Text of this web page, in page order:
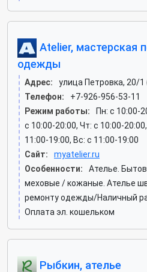
Atelier, мастерская
одежды
Адрес:
улица Петровка, 20/
Телефон:
+7-926-956-53-11
Режим работы:
Пн: c 10:00-
c 10:00-20:00, Чт: c 10:00-
11:00-19:00, Вс: c 11:00-19:00
Сайт:
myatelier.ru
Особенности:
Ателье.
меховые / кожаные. Ателье
ремонту одежды/Наличный
Оплата эл. кошельком
Рыбкин, ателье